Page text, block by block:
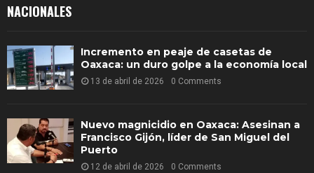
NACIONALES
Incremento en peaje de casetas de
Oaxaca: un duro golpe a la economía local
13 de abril de 2026 0 Comments
Nuevo magnicidio en Oaxaca: Asesinan a
Francisco Gijón, líder de San Miguel del
Puerto
12 de abril de 2026 0 Comments